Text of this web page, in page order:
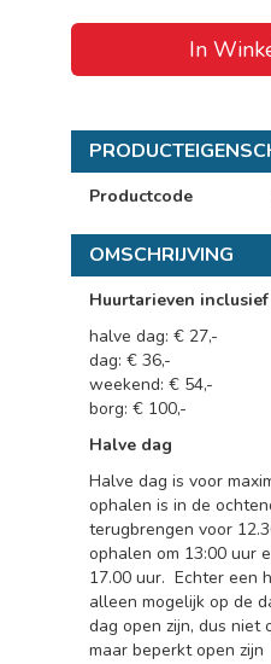
In
Productcode
OMSCHRIJVING
Huurtarieven
halve dag: € 27,-
dag: € 36,-
weekend: € 54,-
borg: € 100,-
Halve dag
Halve dag is voor
ophalen is in de
terugbrengen voor
ophalen om 13:00 uur
17.00 uur. Echter een
alleen mogelijk op de
dag open zijn, dus niet
maar beperkt open zijn